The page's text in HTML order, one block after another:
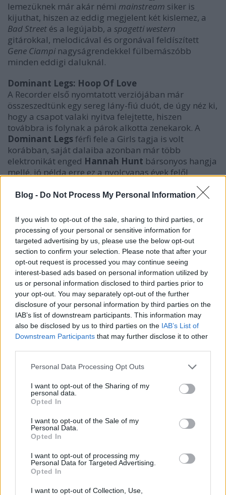
Blog - Do Not Process My Personal Information
If you wish to opt-out of the sale, sharing to third parties, or
processing of your personal or sensitive information for
targeted advertising by us, please use the below opt-out
section to confirm your selection. Please note that after your
opt-out request is processed you may continue seeing
interest-based ads based on personal information utilized by
us or personal information disclosed to third parties prior to
your opt-out. You may separately opt-out of the further
disclosure of your personal information by third parties on the
IAB’s list of downstream participants. This information may
also be disclosed by us to third parties on the IAB’s List of
Downstream Participants that may further disclose it to other
Please note that this website/app uses one or more Google
not limited to your visit or usage behaviour. You may click to
grant or deny consent to Google and its third-party tags to
use your data for below specified purposes in below Google
consent section.
Personal Data Processing Opt Outs
I want to opt-out of the Sharing of my
personal data.
Opted In
I want to opt-out of the Sale of my
Personal Data.
Opted In
I want to opt-out of processing my
Personal Data for Targeted Advertising.
Opted In
I want to opt-out of Collection, Use,
lemezüknek már akár némi mainstream siker is
kijuthat, hiszen az eddig megjelent két kislemez, a
Bad Street és a legújabb, a spagetti western
gitárokkal, melodicával és orgonával feldíszített
Gene Ciampi nagyságrendekkel fülbemászóbb
minden eddigi daluknál.
Dominant Legs: Hoop Of Love
A Recorder első nyomtatott verziójában már
összeszedtünk egy sereg lány-fiú duót, de úgy néz ki,
hogy a csapot valaki nyitva felejtette, hiszen
továbbra is folynak a párok alkotta zenekarok. A
Dominant Legsférfi fele a Girls tagja is volt
korábban, saját dalaiba azonban már több
elektronikát enged Hannah Hunt bársonyos hangja
mellé, jó példa erre ez a nyolcvanas évek felől
közelítő, napsütéses és határtalanul boldog Hoop Of
Love, ami a szeptember 27-én megjelenő
The Stepkids: Shadows On Behalf
Ha a Jackie Brown bevezető képsorain Pam Grier
nem Bobby Womack klasszikus dalára, azAcross
110th Streetre, hanem a Connecticutból származó
Stepkidsegyüttes Shadows On Behalfjára
szaporázná a lépteit, akkor sem szólhatnánk egy
szót sem, hiszen az Alicia Keys-, Lauryn Hill- és 50
Cent-koncerteken edződött háttérzenészek alkotta
zenekar bámulatosan hozza a hatvanas évek
végének és a hetvenes évek elejének pszichedelikus
soul-funk hangzását. Debütáló lemezüket az
innovatívhiphopelőadóiról (Madlib, J Dilla) ismert
Caged Animals: Teflon Heart
Ezzel a brooklyni zenekarral zártuk a nyári
szabadság előtti utolsó KHT-
slágere, legalábbis a refrénjét az Isten is hangos
ordításra teremtette, miközben ez igazából egy
körbepárnázott, hálószobában működő cucc, ahol
az ember nem nagyon szokott ordibálni. És még arra